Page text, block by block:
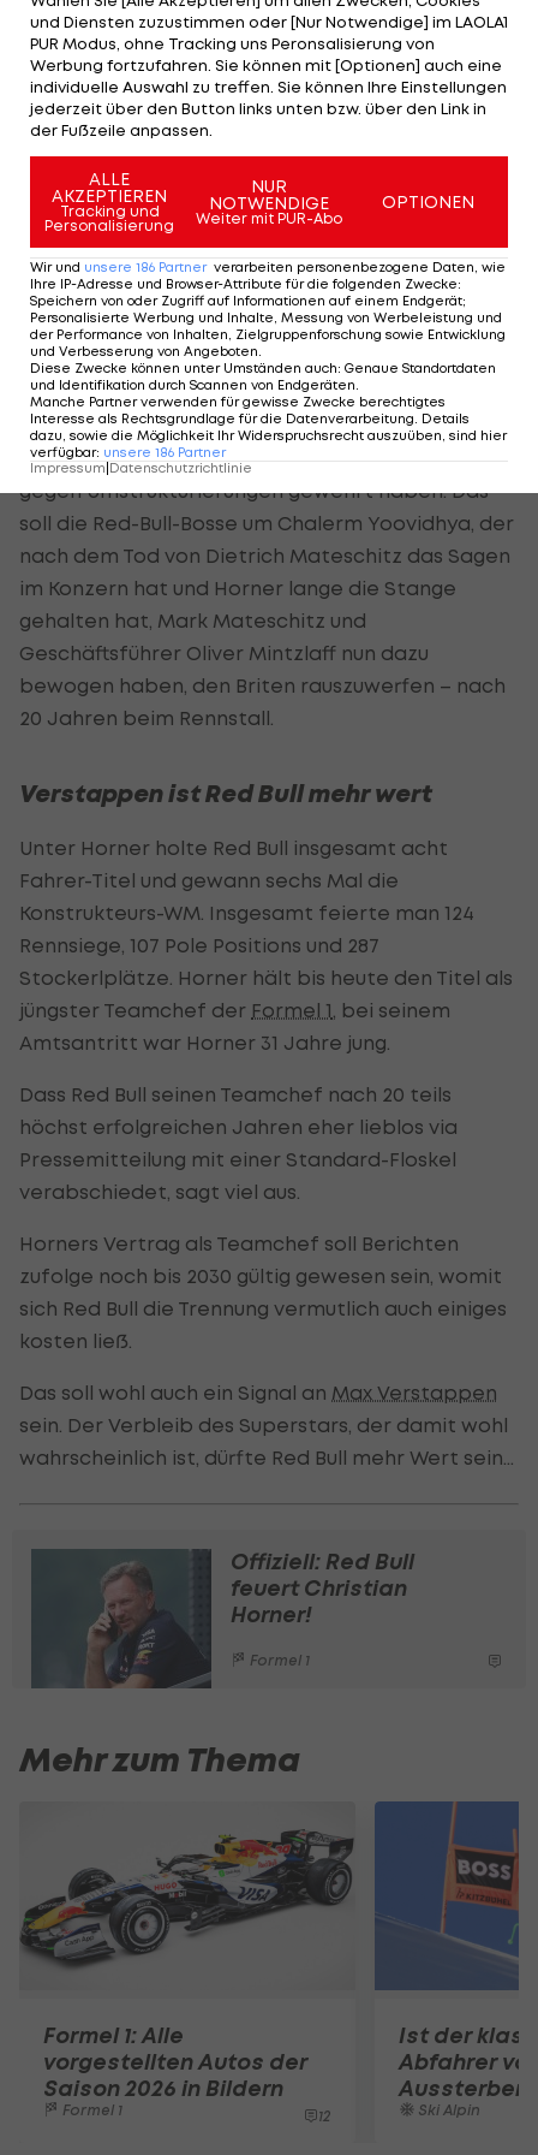
Da wundert es auch nicht, dass sich die
Wechselgerüchte um den vierfachen Weltmeister
seit Monaten hartnäckig halten. Verstappens
Geduldsfaden soll in den vergangenen Wochen
merklich kürzer geworden sein.
Die Nummer zwei Sergio Perez durchLiam Lawson
zu ersetzen und diesen dann nach nur zwei
Rennen fürYuki Tsunodaden Laufpass zu geben,
tat ihr übriges.
Betrachtet man all das, kommt Horners
Entlassung nicht überraschend. Der Teamchef war
nicht mehr haltbar.
Horner soll sich zuletzt außerdem mehrfach
gegen Umstrukturierungen gewehrt haben. Das
soll die Red-Bull-Bosse um Chalerm Yoovidhya, der
nach dem Tod von Dietrich Mateschitz das Sagen
im Konzern hat und Horner lange die Stange
gehalten hat, Mark Mateschitz und
Geschäftsführer Oliver Mintzlaff nun dazu
bewogen haben, den Briten rauszuwerfen – nach
20 Jahren beim Rennstall.
Verstappen ist Red Bull mehr wert
Unter Horner holte Red Bull insgesamt acht
Fahrer-Titel und gewann sechs Mal die
Konstrukteurs-WM. Insgesamt feierte man 124
Rennsiege, 107 Pole Positions und 287
Stockerlplätze. Horner hält bis heute den Titel als
jüngster Teamchef der Formel 1 , bei seinem
Amtsantritt war Horner 31 Jahre jung.
Dass Red Bull seinen Teamchef nach 20 teils
höchst erfolgreichen Jahren eher lieblos via
Pressemitteilung mit einer Standard-Floskel
verabschiedet, sagt viel aus.
Horners Vertrag als Teamchef soll Berichten
zufolge noch bis 2030 gültig gewesen sein, womit
sich Red Bull die Trennung vermutlich auch einiges
kosten ließ.
Das soll wohl auch ein Signal an Max Verstappen
sein. Der Verbleib des Superstars, der damit wohl
wahrscheinlich ist, dürfte Red Bull mehr Wert sein...
Offiziell: Red Bull
feuert Christian
Horner!
Formel 1
Mehr zum Thema
Formel 1: Alle
vorgestellten Autos der
Saison 2026 in Bildern
Formel 1 12
Ist der
Abfahrer
Aussterben
Ski Alpin
und Diensten zuzustimmen oder [Nur Notwendige] im LAOLA1
PUR Modus, ohne Tracking uns Peronsalisierung von
Werbung fortzufahren. Sie können mit [Optionen] auch eine
individuelle Auswahl zu treffen. Sie können Ihre Einstellungen
jederzeit über den Button links unten bzw. über den Link in
der Fußzeile anpassen.
ALLE
AKZEPTIEREN
Tracking und
Personalisierung
NUR
NOTWENDIGE
Weiter mit PUR-Abo
OPTIONEN
Wir und unsere 186 Partner verarbeiten personenbezogene Daten, wie
Ihre IP-Adresse und Browser-Attribute für die folgenden Zwecke:
Speichern von oder Zugriff auf Informationen auf einem Endgerät;
Personalisierte Werbung und Inhalte, Messung von Werbeleistung und
der Performance von Inhalten, Zielgruppenforschung sowie Entwicklung
und Verbesserung von Angeboten.
Diese Zwecke können unter Umständen auch: Genaue Standortdaten
und Identifikation durch Scannen von Endgeräten.
Manche Partner verwenden für gewisse Zwecke berechtigtes
Interesse als Rechtsgrundlage für die Datenverarbeitung. Details
dazu, sowie die Möglichkeit Ihr Widerspruchsrecht auszuüben, sind hier
verfügbar: unsere 186 Partner
Impressum Datenschutzrichtlinie